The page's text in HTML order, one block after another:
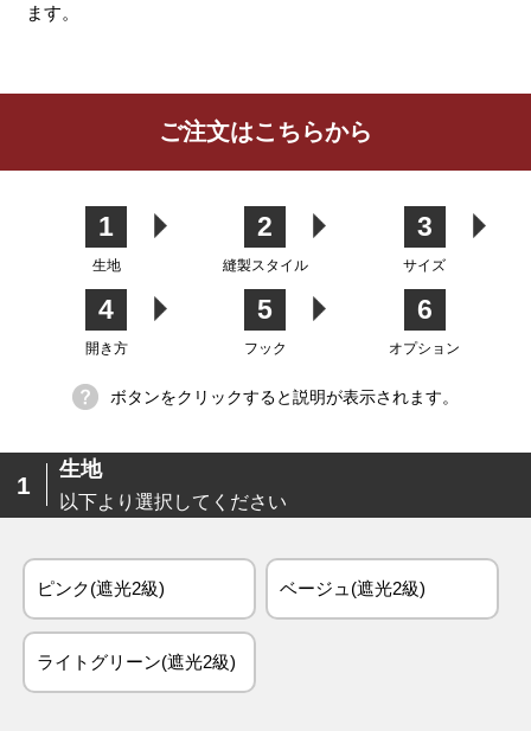
ます。
レビューを書く
カバー
テン
生地
ご注文はこちらから
1
生地
2
縫製スタイル
3
サイズ
4
開き方
5
フック
6
オプション
ボタンをクリックすると説明が表示されます。
1
生地
以下より選択してください
ピンク(遮光2級) ベージュ(遮光2級)
ライトグリーン(遮光2級)